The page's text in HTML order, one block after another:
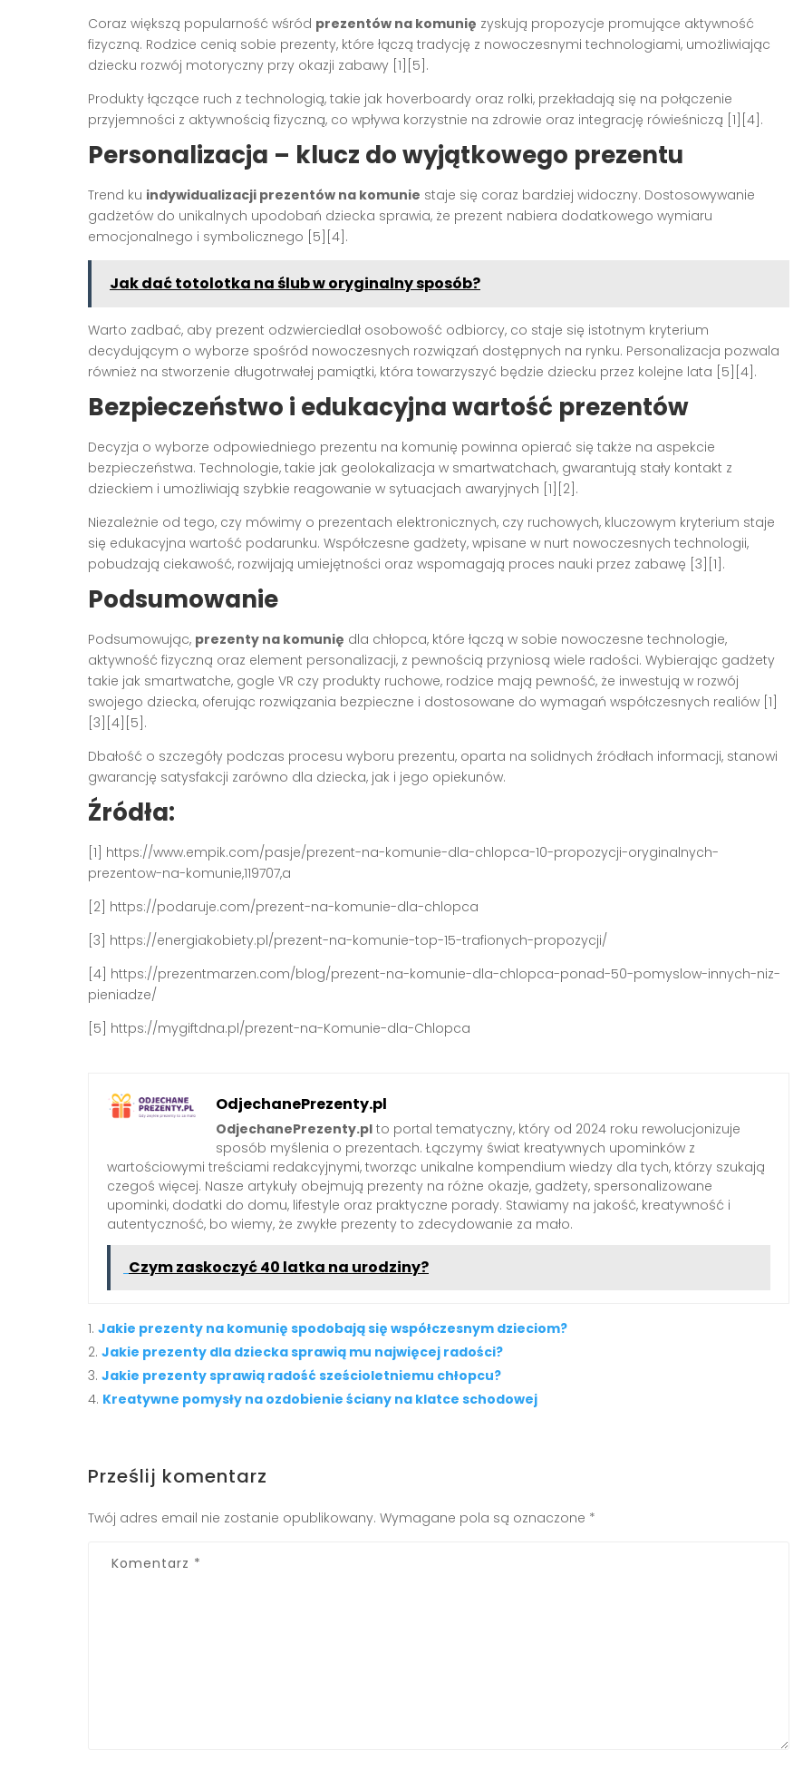
Coraz większą popularność wśród prezentów na komunię zyskują propozycje promujące aktywność
fizyczną. Rodzice cenią sobie prezenty, które łączą tradycję z nowoczesnymi technologiami, umożliwiając
dziecku rozwój motoryczny przy okazji zabawy [1][5].
Produkty łączące ruch z technologią, takie jak hoverboardy oraz rolki, przekładają się na połączenie
przyjemności z aktywnością fizyczną, co wpływa korzystnie na zdrowie oraz integrację rówieśniczą [1][4].
Personalizacja – klucz do wyjątkowego prezentu
Trend ku indywidualizacji prezentów na komunie staje się coraz bardziej widoczny. Dostosowywanie
gadżetów do unikalnych upodobań dziecka sprawia, że prezent nabiera dodatkowego wymiaru
emocjonalnego i symbolicznego [5][4].
Jak dać totolotka na ślub w oryginalny sposób?
Warto zadbać, aby prezent odzwierciedlał osobowość odbiorcy, co staje się istotnym kryterium
decydującym o wyborze spośród nowoczesnych rozwiązań dostępnych na rynku. Personalizacja pozwala
również na stworzenie długotrwałej pamiątki, która towarzyszyć będzie dziecku przez kolejne lata [5][4].
Bezpieczeństwo i edukacyjna wartość prezentów
Decyzja o wyborze odpowiedniego prezentu na komunię powinna opierać się także na aspekcie
bezpieczeństwa. Technologie, takie jak geolokalizacja w smartwatchach, gwarantują stały kontakt z
dzieckiem i umożliwiają szybkie reagowanie w sytuacjach awaryjnych [1][2].
Niezależnie od tego, czy mówimy o prezentach elektronicznych, czy ruchowych, kluczowym kryterium staje
się edukacyjna wartość podarunku. Współczesne gadżety, wpisane w nurt nowoczesnych technologii,
pobudzają ciekawość, rozwijają umiejętności oraz wspomagają proces nauki przez zabawę [3][1].
Podsumowanie
Podsumowując, prezenty na komunię dla chłopca, które łączą w sobie nowoczesne technologie,
aktywność fizyczną oraz element personalizacji, z pewnością przyniosą wiele radości. Wybierając gadżety
takie jak smartwatche, gogle VR czy produkty ruchowe, rodzice mają pewność, że inwestują w rozwój
swojego dziecka, oferując rozwiązania bezpieczne i dostosowane do wymagań współczesnych realiów [1]
[3][4][5].
Dbałość o szczegóły podczas procesu wyboru prezentu, oparta na solidnych źródłach informacji, stanowi
gwarancję satysfakcji zarówno dla dziecka, jak i jego opiekunów.
Źródła:
[1] https://www.empik.com/pasje/prezent-na-komunie-dla-chlopca-10-propozycji-oryginalnych-
prezentow-na-komunie,119707,a
[2] https://podaruje.com/prezent-na-komunie-dla-chlopca
[3] https://energiakobiety.pl/prezent-na-komunie-top-15-trafionych-propozycji/
[4] https://prezentmarzen.com/blog/prezent-na-komunie-dla-chlopca-ponad-50-pomyslow-innych-niz-
pieniadze/
[5] https://mygiftdna.pl/prezent-na-Komunie-dla-Chlopca
OdjechanePrezenty.pl
OdjechanePrezenty.pl to portal tematyczny, który od 2024 roku rewolucjonizuje
sposób myślenia o prezentach. Łączymy świat kreatywnych upominków z
wartościowymi treściami redakcyjnymi, tworząc unikalne kompendium wiedzy dla tych, którzy szukają
czegoś więcej. Nasze artykuły obejmują prezenty na różne okazje, gadżety, spersonalizowane
upominki, dodatki do domu, lifestyle oraz praktyczne porady. Stawiamy na jakość, kreatywność i
autentyczność, bo wiemy, że zwykłe prezenty to zdecydowanie za mało.
Czym zaskoczyć 40 latka na urodziny?
Jakie prezenty na komunię spodobają się współczesnym dzieciom?
Jakie prezenty dla dziecka sprawią mu najwięcej radości?
Jakie prezenty sprawią radość sześcioletniemu chłopcu?
Kreatywne pomysły na ozdobienie ściany na klatce schodowej
Prześlij komentarz
Twój adres email nie zostanie opublikowany. Wymagane pola są oznaczone *